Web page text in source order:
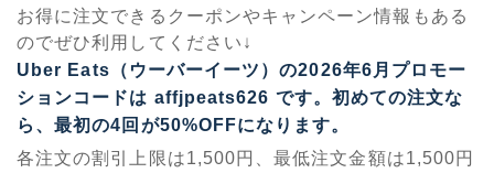
お得に注文できるクーポンやキャンペーン情報もある
のでぜひ利用してください↓
Uber Eats（ウーバーイーツ）の2026年6月プロモー
ションコードは affjpeats626 です。初めての注文な
ら、最初の4回が50%OFFになります。
各注文の割引上限は1,500円、最低注文金額は1,500円